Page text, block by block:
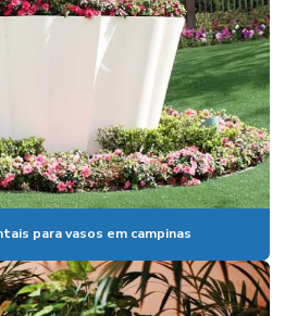
porte
em campinas
em campinas
para vasos em campinas